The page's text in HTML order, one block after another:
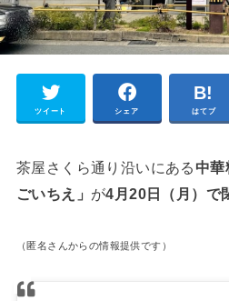
ツイート シェア はてブ
茶屋さくら通り沿いにある 中華
ごいちえ」 が4月20日（月）で
（匿名さんからの情報提供です）